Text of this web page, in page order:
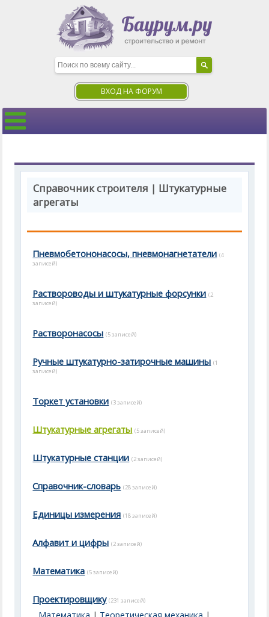
ВХОД НА ФОРУМ
Справочник строителя | Штукатурные
агрегаты
Пневмобетононасосы, пневмонагнетатели (4
записей)
Раствороводы и штукатурные форсунки (2
записей)
Растворонасосы (5 записей)
Ручные штукатурно-затирочные машины (1
записей)
Торкет установки (3 записей)
Штукатурные агрегаты (5 записей)
Штукатурные станции (2 записей)
Справочник-словарь (28 записей)
Единицы измерения (18 записей)
Алфавит и цифры (2 записей)
Математика (5 записей)
Проектировщику (231 записей)